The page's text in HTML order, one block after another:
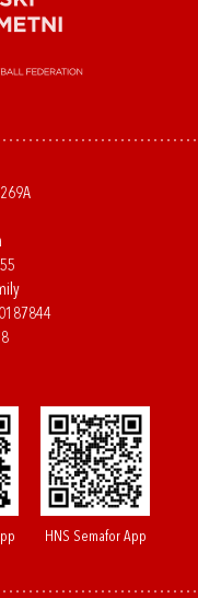
HNS Semafor App